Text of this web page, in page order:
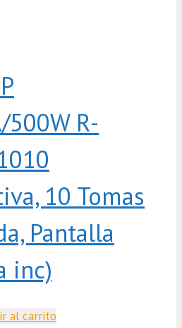
500W R-
10 Tomas
Pantalla
inc)
al carrito